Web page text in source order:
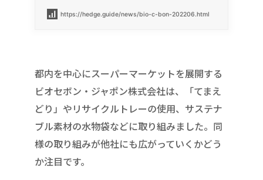
https://hedge.guide/news/bio-c-bon-202206.html
都内を中心にスーパーマーケットを展開する
ビオセボン・ジャポン株式会社は、「てまえ
どり」やリサイクルトレーの使用、サステナ
ブル素材の水物袋などに取り組みました。同
様の取り組みが他社にも広がっていくかどう
か注目です。